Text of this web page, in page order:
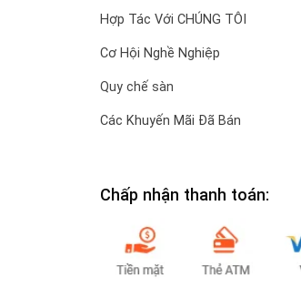
Hợp Tác Với CHÚNG TÔI
Cơ Hội Nghề Nghiệp
Quy chế sàn
Các Khuyến Mãi Đã Bán
Chấp nhận thanh toán: